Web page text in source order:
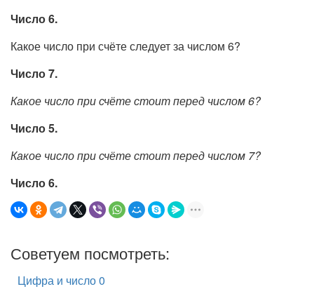
Число 6.
Какое число при счёте следует за числом 6?
Число 7.
Какое число при счёте стоит перед числом 6?
Число 5.
Какое число при счёте стоит перед числом 7?
Число 6.
Советуем посмотреть:
Цифра и число 0